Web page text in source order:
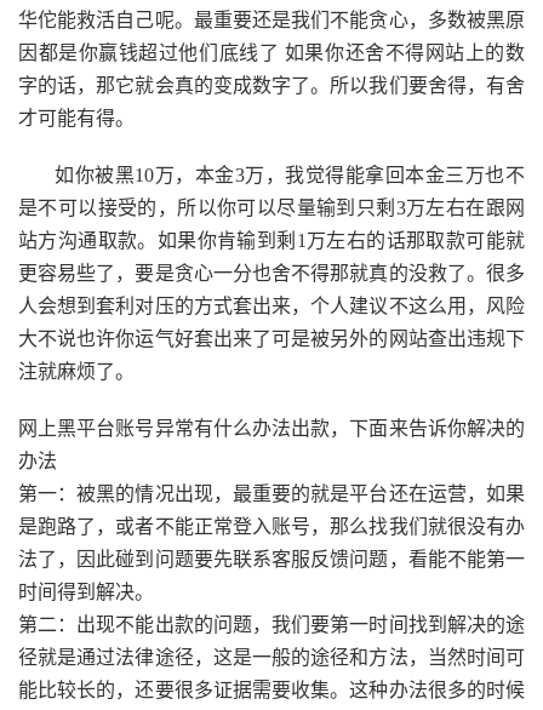
华佗能救活自己呢。最重要还是我们不能贪心，多数被黑原
因都是你赢钱超过他们底线了 如果你还舍不得网站上的数
字的话，那它就会真的变成数字了。所以我们要舍得，有舍
才可能有得。
如你被黑10万，本金3万，我觉得能拿回本金三万也不
是不可以接受的，所以你可以尽量输到只剩3万左右在跟网
站方沟通取款。如果你肯输到剩1万左右的话那取款可能就
更容易些了，要是贪心一分也舍不得那就真的没救了。很多
人会想到套利对压的方式套出来，个人建议不这么用，风险
大不说也许你运气好套出来了可是被另外的网站查出违规下
注就麻烦了。
网上黑平台账号异常有什么办法出款，下面来告诉你解决的
办法
第一：被黑的情况出现，最重要的就是平台还在运营，如果
是跑路了，或者不能正常登入账号，那么找我们就很没有办
法了，因此碰到问题要先联系客服反馈问题，看能不能第一
时间得到解决。
第二：出现不能出款的问题，我们要第一时间找到解决的途
径就是通过法律途径，这是一般的途径和方法，当然时间可
能比较长的，还要很多证据需要收集。这种办法很多的时候